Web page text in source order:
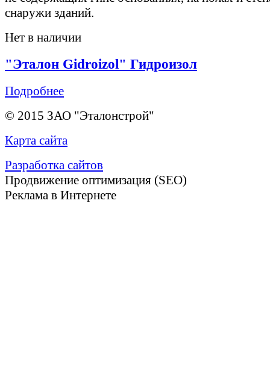
снаружи зданий.
Нет в наличии
"Эталон Gidroizol" Гидроизол
Подробнее
© 2015 ЗАО "Эталонстрой"
Карта сайта
Разработка сайтов
Продвижение оптимизация (SEO)
Реклама в Интернете